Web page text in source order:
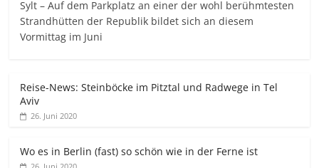
Sylt – Auf dem Parkplatz an einer der wohl berühmtesten
Strandhütten der Republik bildet sich an diesem
Vormittag im Juni
Reise-News: Steinböcke im Pitztal und Radwege in Tel
Aviv
26. Juni 2020
Wo es in Berlin (fast) so schön wie in der Ferne ist